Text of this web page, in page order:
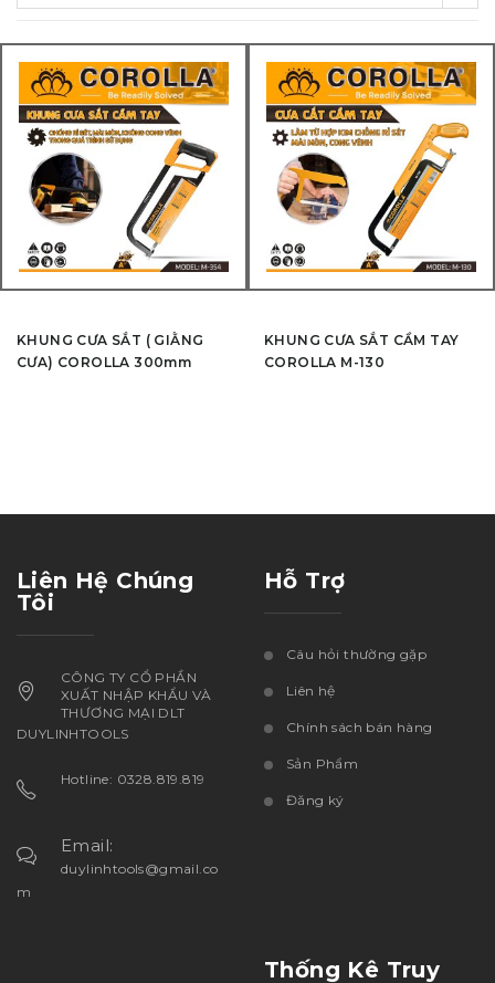
KHUNG CƯA SẮT ( GIẰNG
CƯA) COROLLA 300mm
KHUNG CƯA SẮT CẦM TAY
COROLLA M-130
Liên Hệ Chúng
Tôi
CÔNG TY CỔ PHẦN
XUẤT NHẬP KHẨU VÀ
THƯƠNG MẠI DLT
DUYLINHTOOLS
Hotline: 0328.819.819
Email:
duylinhtools@gmail.co
m
Hỗ Trợ
Câu hỏi thường gặp
Liên hệ
Chính sách bán hàng
Sản Phẩm
Đăng ký
Thống Kê Truy